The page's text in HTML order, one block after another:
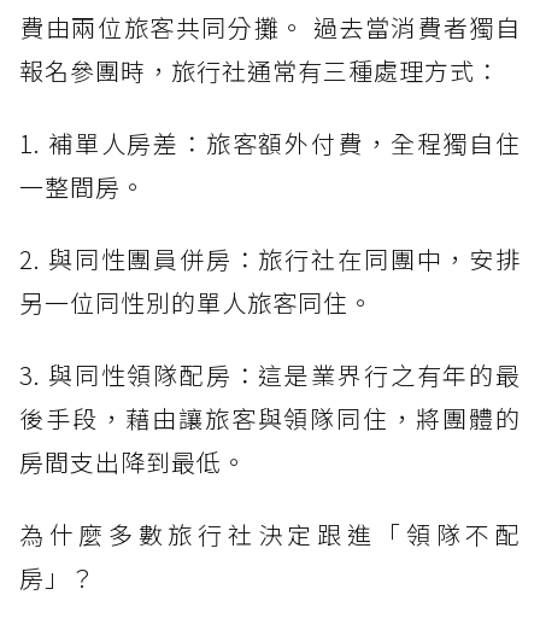
費由兩位旅客共同分攤。 過去當消費者獨自
報名參團時，旅行社通常有三種處理方式：
1. 補單人房差：旅客額外付費，全程獨自住
一整間房。
2. 與同性團員併房：旅行社在同團中，安排
另一位同性別的單人旅客同住。
3. 與同性領隊配房：這是業界行之有年的最
後手段，藉由讓旅客與領隊同住，將團體的
房間支出降到最低。
為什麼多數旅行社決定跟進「領隊不配
房」？